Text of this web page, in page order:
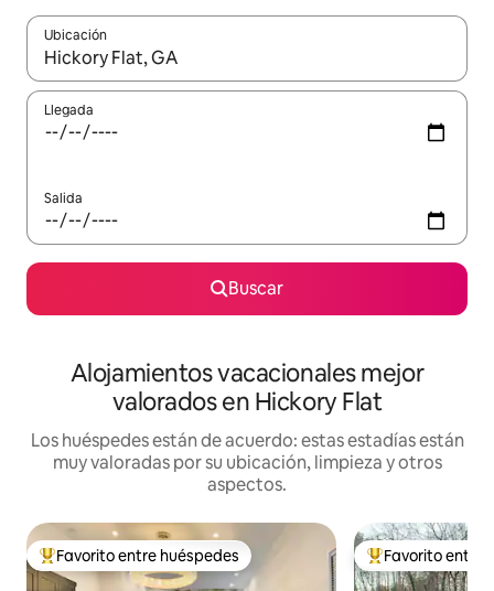
Ubicación
Cuando los resultados estén disponibles, navega con las
Llegada
Salida
Buscar
Alojamientos vacacionales mejor
valorados en Hickory Flat
Los huéspedes están de acuerdo: estas estadías están
muy valoradas por su ubicación, limpieza y otros
aspectos.
Favorito entre huéspedes preferido
Favorito entre huéspedes Favorito entre
Favorito entre